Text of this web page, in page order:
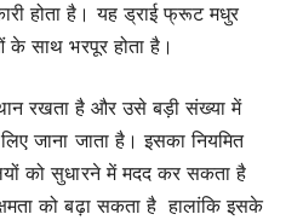
होता है। यह ड्राई फ्रूट मधुर
के साथ भरपूर होता है।
रखता है और उसे बड़ी संख्या में
जाना जाता है। इसका नियमित
को सुधारने में मदद कर सकता है
को बढ़ा सकता है हालांकि इसके